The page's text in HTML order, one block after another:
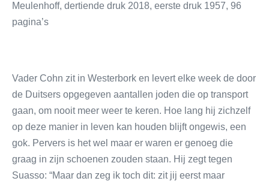
Meulenhoff, dertiende druk 2018, eerste druk 1957, 96
pagina’s
Vader Cohn zit in Westerbork en levert elke week de door
de Duitsers opgegeven aantallen joden die op transport
gaan, om nooit meer weer te keren. Hoe lang hij zichzelf
op deze manier in leven kan houden blijft ongewis, een
gok. Pervers is het wel maar er waren er genoeg die
graag in zijn schoenen zouden staan. Hij zegt tegen
Suasso: “Maar dan zeg ik toch dit: zit jij eerst maar